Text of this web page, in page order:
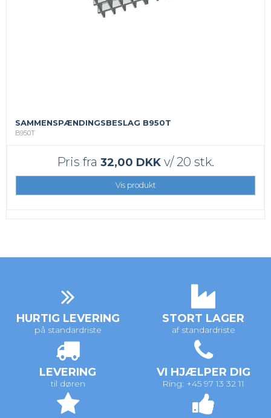
SAMMENSPÆNDINGSBESLAG B950T
B950T
Pris fra 32,00 DKK v/ 20 stk.
Vis produkt
HURTIG LEVERING
på standardriste
STORT LAGER
af standardriste
LEVERING
til døren
VI HJÆLPER DIG
Ring: +45 97 13 32 11